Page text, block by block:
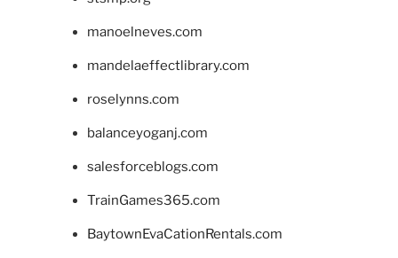
manoelneves.com
mandelaeffectlibrary.com
roselynns.com
balanceyoganj.com
salesforceblogs.com
TrainGames365.com
BaytownEvaCationRentals.com